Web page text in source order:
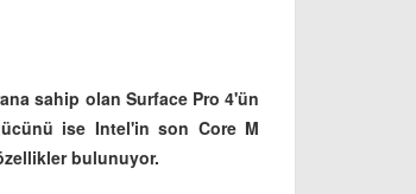
sahip olan Surface Pro 4'ün
ise Intel'in son Core M
bulunuyor.